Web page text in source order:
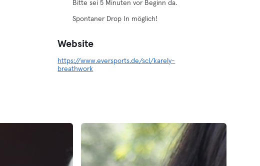
Bitte sei 5 Minuten vor Beginn da.
Spontaner Drop In möglich!
Website
https://www.eversports.de/scl/karely-
breathwork